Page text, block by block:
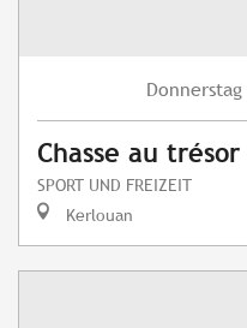
Donnerstag
Chasse au
SPORT UND FREIZEIT
Kerlouan